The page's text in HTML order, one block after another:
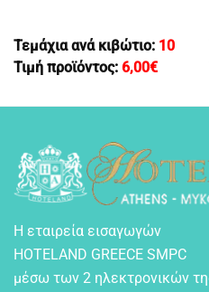
Τεμάχια ανά κιβώτιο: 10
Τιμή προϊόντος: 6,00€
Η εταιρεία εισαγωγών
HOTELAND GREECE SMPC
μέσω των 2 ηλεκτρονικών